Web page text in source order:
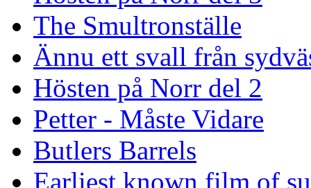
The Smultronställe
Ännu ett svall från
Hösten på Norr del 2
Petter - Måste Vidare
Butlers Barrels
Earliest known film of